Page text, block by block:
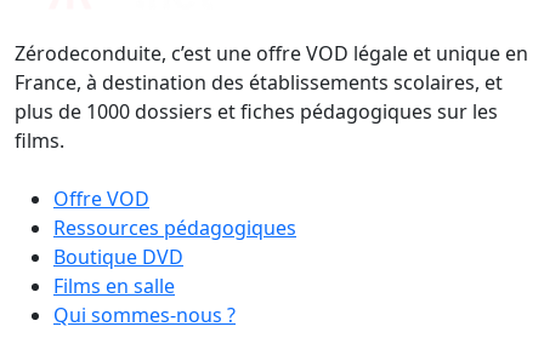
Zérodeconduite, c’est une offre VOD légale et unique en
France, à destination des établissements scolaires, et
plus de 1000 dossiers et fiches pédagogiques sur les
films.
Offre VOD
Ressources pédagogiques
Boutique DVD
Films en salle
Qui sommes-nous ?